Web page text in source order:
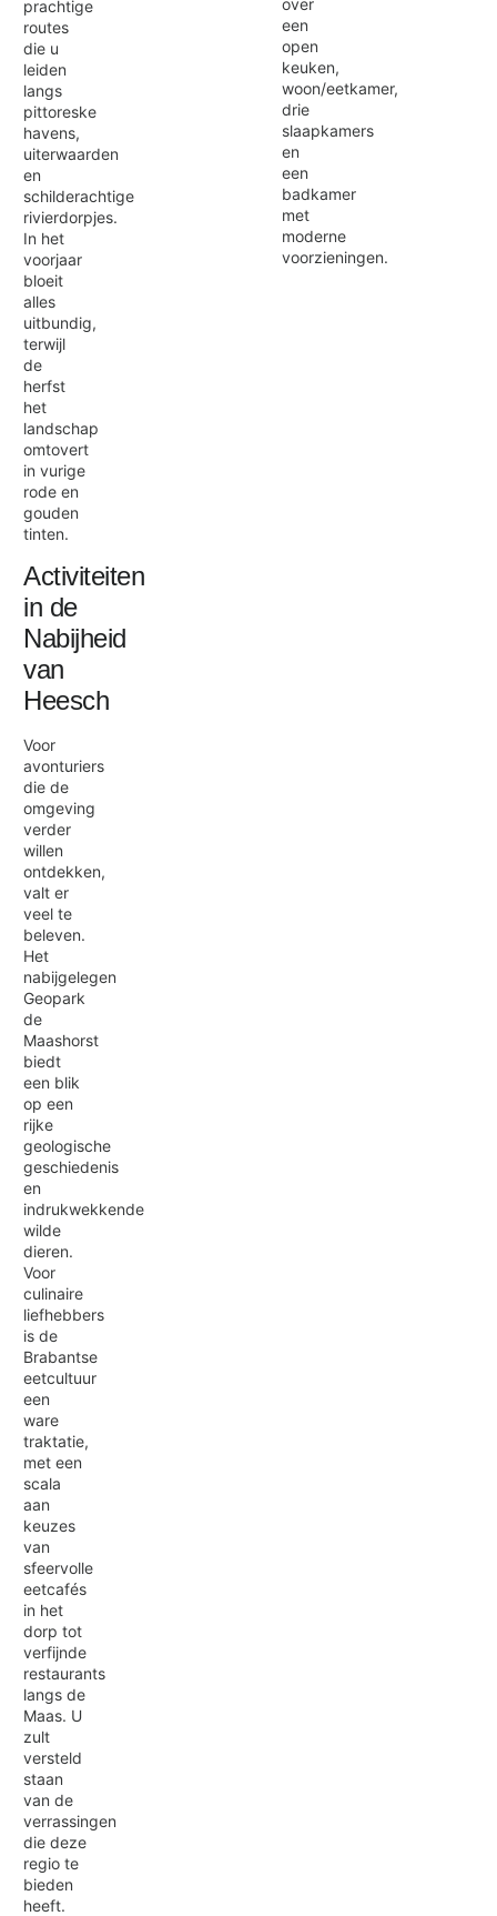
prachtige
routes
die u
leiden
langs
pittoreske
havens,
uiterwaarden
en
schilderachtige
rivierdorpjes.
In het
voorjaar
bloeit
alles
uitbundig,
terwijl
de
herfst
het
landschap
omtovert
in vurige
rode en
gouden
tinten.
Activiteiten
in de
Nabijheid
van
Heesch
Voor
avonturiers
die de
omgeving
verder
willen
ontdekken,
valt er
veel te
beleven.
Het
nabijgelegen
Geopark
de
Maashorst
biedt
een blik
op een
rijke
geologische
geschiedenis
en
indrukwekkende
wilde
dieren.
Voor
culinaire
liefhebbers
is de
Brabantse
eetcultuur
een
ware
traktatie,
met een
scala
aan
keuzes
van
sfeervolle
eetcafés
in het
dorp tot
verfijnde
restaurants
langs de
Maas. U
zult
versteld
staan
van de
verrassingen
die deze
regio te
bieden
heeft.
een
open
keuken,
woon/eetkamer,
drie
slaapkamers
en
een
badkamer
met
moderne
voorzieningen.